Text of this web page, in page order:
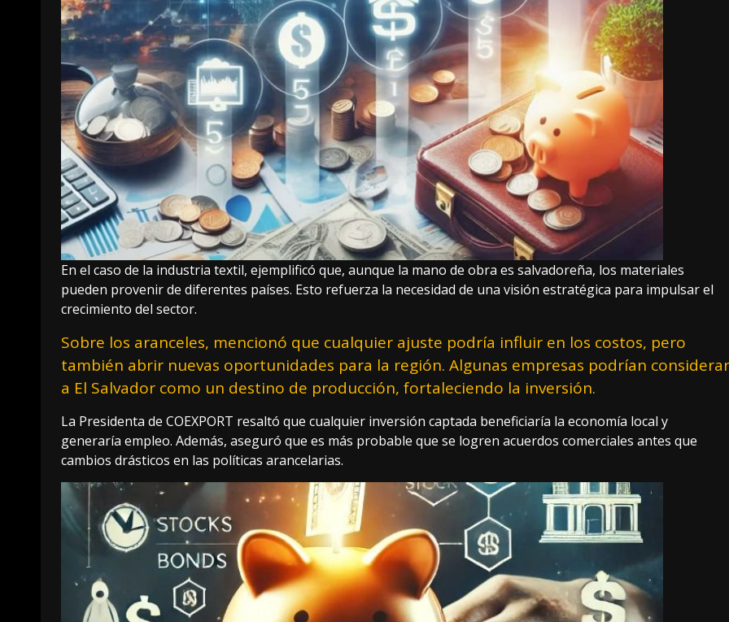
En el caso de la industria textil, ejemplificó que, aunque la mano de obra es salvadoreña, los materiales
pueden provenir de diferentes países. Esto refuerza la necesidad de una visión estratégica para impulsar el
crecimiento del sector.
Sobre los aranceles, mencionó que cualquier ajuste podría influir en los costos, pero
también abrir nuevas oportunidades para la región. Algunas empresas podrían considerar
a El Salvador como un destino de producción, fortaleciendo la inversión.
La Presidenta de COEXPORT resaltó que cualquier inversión captada beneficiaría la economía local y
generaría empleo. Además, aseguró que es más probable que se logren acuerdos comerciales antes que
cambios drásticos en las políticas arancelarias.